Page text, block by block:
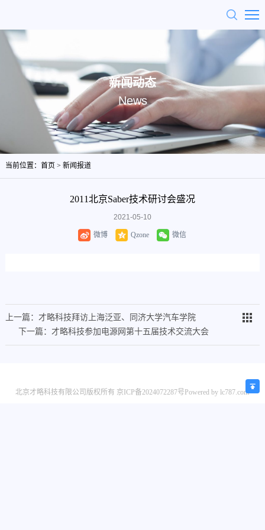
新闻动态
News
当前位置： 首页 > 新闻报道
2011北京Saber技术研讨会盛况
2021-05-10
微博 Qzone 微信
上一篇：才略科技拜访上海泛亚、同济大学汽车学院
下一篇：才略科技参加电源网第十五届技术交流大会
北京才略科技有限公司版权所有 京ICP备2024072287号 Powered by lc787.com